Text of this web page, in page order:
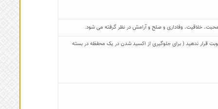
خلاقیت، وفاداری و صلح و آرامش در نظر گرفته می شود.
قرار ندهید ( برای جلوگیری از اکسید شدن در یک محفظه در بسته